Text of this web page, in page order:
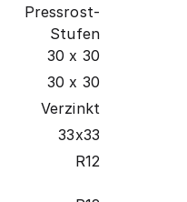
Pressrost-
Stufen
30 x 30
30 x 30
Verzinkt
33x33
R12